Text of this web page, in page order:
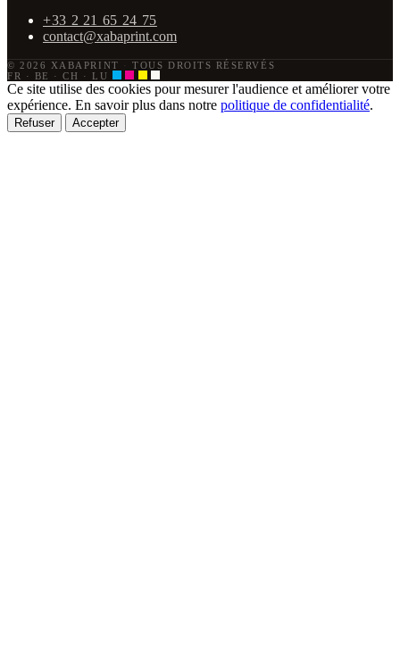
+33 2 21 65 24 75
contact@xabaprint.com
© 2026 XABAPRINT ·
TOUS DROITS RÉSERVÉS
FR · BE · CH · LU
Ce site utilise des cookies pour mesurer l'audience et améliorer votre
expérience. En savoir plus dans notre politique de confidentialité.
Refuser Accepter